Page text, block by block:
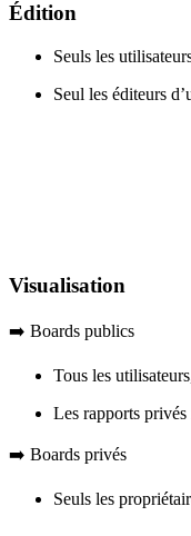
Édition
Seuls les
Seul les éditeurs
Visualisation
➡️ Boards publics
Tous les
Les rapports
➡️ Boards privés
Seuls les